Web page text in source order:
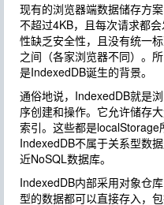
现有的浏览器端数据储存方
不超过4KB，且每次请求都
性缺乏安全性，且没有统一
之间（各家浏览器不同）。
是IndexedDB诞生的背景。
通俗地说，IndexedDB就是
序创建和操作。它允许储存
索引。这些都是localStorage
IndexedDB不属于关系型数
近NoSQL数据库。
IndexedDB内部采用对象仓
型的数据都可以直接存入，